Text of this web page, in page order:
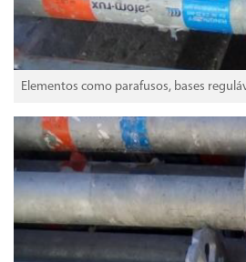
Elementos como parafusos, bases